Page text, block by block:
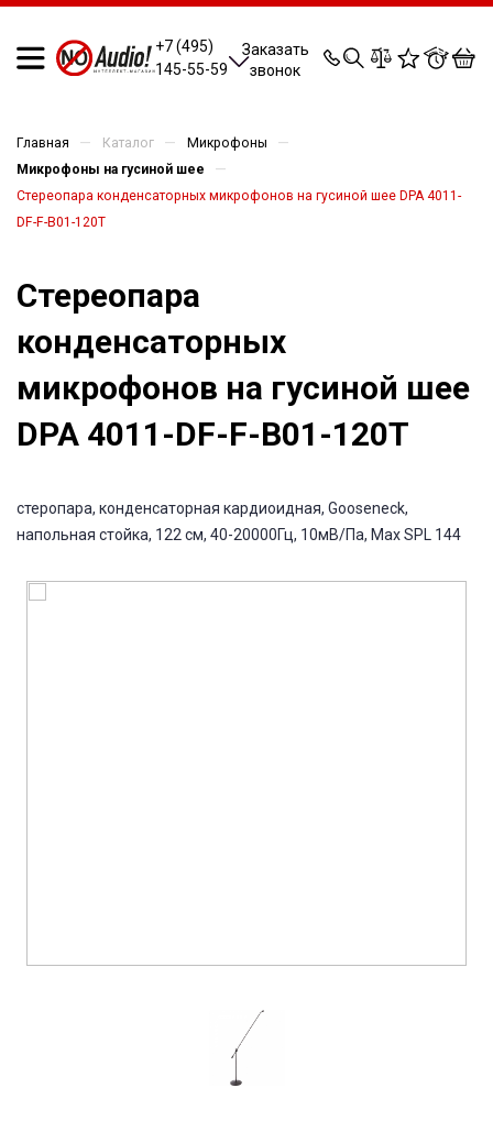
+7 (495)
145-55-59
Заказать
звонок
0 0 0 0
Главная — Каталог — Микрофоны —
Микрофоны на гусиной шее —
Стереопара конденсаторных микрофонов на гусиной шее DPA 4011-
DF-F-B01-120T
Стереопара
конденсаторных
микрофонов на гусиной шее
DPA 4011-DF-F-B01-120T
стеропара, конденсаторная кардиоидная, Gooseneck,
напольная стойка, 122 см, 40-20000Гц, 10мВ/Па, Max SPL 144